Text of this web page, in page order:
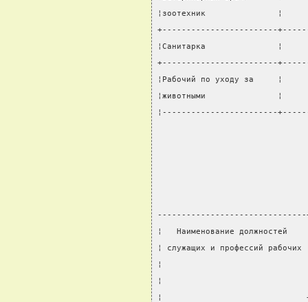
¦зоотехник
+------------------------
¦Санитарка               ¦
+------------------------
¦Рабочий по уходу за
¦животными
¦------------------------
¦   Наименование должностей
¦ служащих и профессий
¦
¦                              ¦
¦